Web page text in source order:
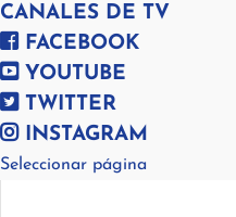
CANALES DE TV
FACEBOOK
YOUTUBE
TWITTER
INSTAGRAM
Seleccionar página